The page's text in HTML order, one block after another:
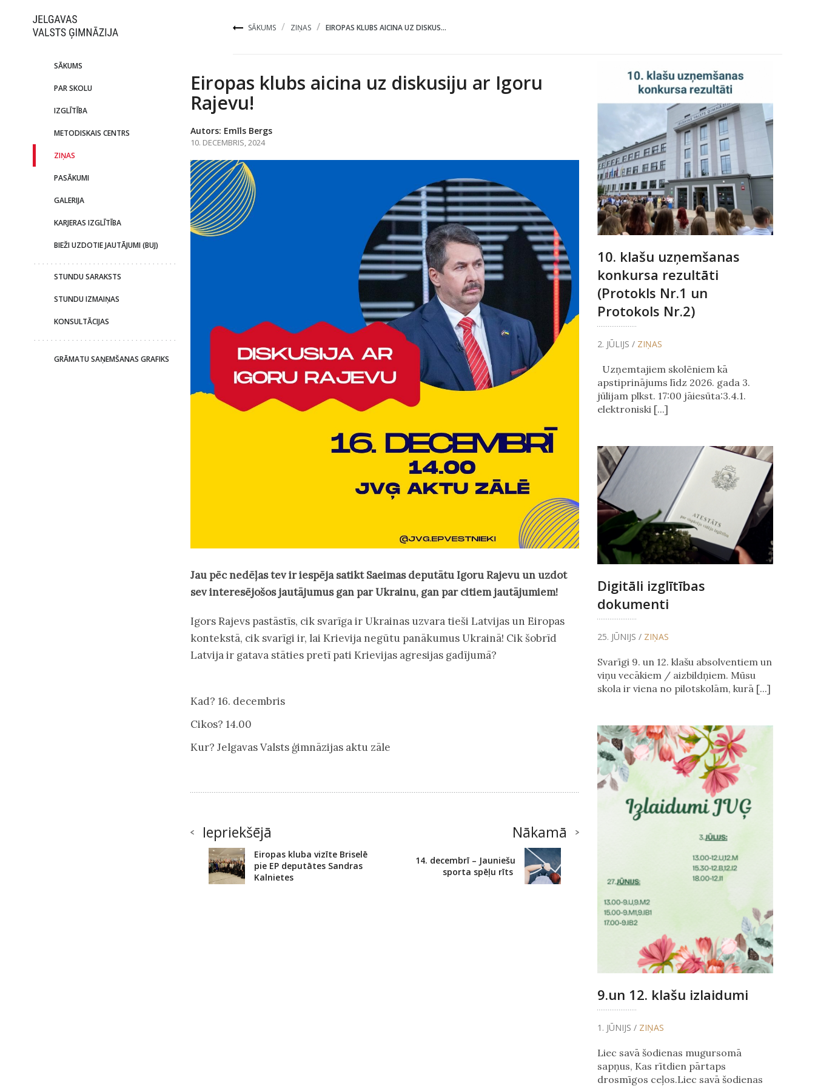
SĀKUMS ZIŅAS EIROPAS KLUBS AICINA UZ DISKUS...
SĀKUMS
PAR SKOLU
IZGLĪTĪBA
METODISKAIS CENTRS
ZIŅAS
PASĀKUMI
GALERIJA
KARJERAS IZGLĪTĪBA
BIEŽI UZDOTIE JAUTĀJUMI (BUJ)
STUNDU SARAKSTS
STUNDU IZMAIŅAS
KONSULTĀCIJAS
GRĀMATU SAŅEMŠANAS GRAFIKS
Eiropas klubs aicina uz diskusiju ar Igoru
Rajevu!
Autors: Emīls Bergs
10. DECEMBRIS, 2024
Jau pēc nedēļas tev ir iespēja satikt Saeimas deputātu Igoru Rajevu un uzdot
sev interesējošos jautājumus gan par Ukrainu, gan par citiem jautājumiem!
Igors Rajevs pastāstīs, cik svarīga ir Ukrainas uzvara tieši Latvijas un Eiropas
kontekstā, cik svarīgi ir, lai Krievija negūtu panākumus Ukrainā! Cik šobrīd
Latvija ir gatava stāties pretī pati Krievijas agresijas gadījumā?
Kad? 16. decembris
Cikos? 14.00
Kur? Jelgavas Valsts ģimnāzijas aktu zāle
Iepriekšējā
Eiropas kluba vizīte Briselē
pie EP deputātes Sandras
Kalnietes
Nākamā
14. decembrī – Jauniešu
sporta spēļu rīts
10. klašu uzņemšanas
konkursa rezultāti
(Protokls Nr.1 un
Protokols Nr.2)
2. JŪLIJS / ZIŅAS
Uzņemtajiem skolēniem kā
apstiprinājums līdz 2026. gada 3.
jūlijam plkst. 17:00 jāiesūta:3.4.1.
elektroniski [...]
Digitāli izglītības
dokumenti
25. JŪNIJS / ZIŅAS
Svarīgi 9. un 12. klašu absolventiem un
viņu vecākiem / aizbildņiem. Mūsu
skola ir viena no pilotskolām, kurā [...]
9.un 12. klašu izlaidumi
1. JŪNIJS / ZIŅAS
Liec savā šodienas mugursomā
sapņus, Kas rītdien pārtaps
drosmīgos ceļos.Liec savā šodienas